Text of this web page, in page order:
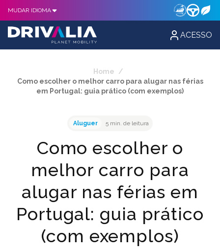
MUDAR IDIOMA
ACESSO
Home
/
Como escolher o melhor carro para alugar nas férias
em Portugal: guia prático (com exemplos)
Aluguer 5 min. de leitura
Como escolher o
melhor carro para
alugar nas férias em
Portugal: guia prático
(com exemplos)